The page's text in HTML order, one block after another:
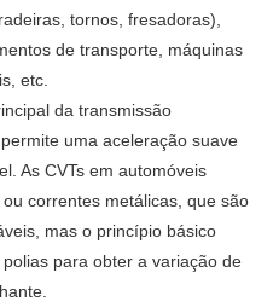
tornos, fresadoras),
de transporte, máquinas
etc.
da transmissão
uma aceleração suave
As CVTs em automóveis
correntes metálicas, que são
mas o princípio básico
para obter a variação de